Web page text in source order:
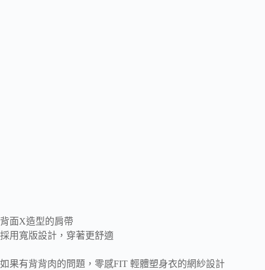
背面X造型的肩帶
採用寬版設計，穿著更舒適
如果有背背肉的問題，零感FIT 輕體塑身衣的網紗設計